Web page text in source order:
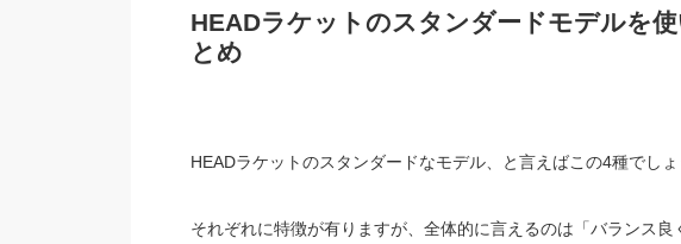
HEADラケットのスタンダードモデルを
とめ
HEADラケットのスタンダードなモデル、と言えばこの4種でしょ
それぞれに特徴が有りますが、全体的に言えるのは「バランス